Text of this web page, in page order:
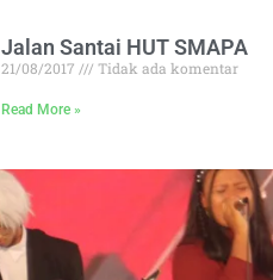
Jalan Santai HUT SMAPA
21/08/2017 Tidak ada komentar
Read More »